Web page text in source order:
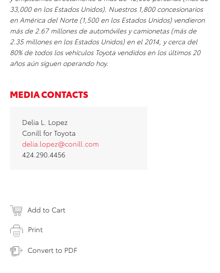
33,000 en los Estados Unidos). Nuestros 1,800 concesionarios
en América del Norte (1,500 en los Estados Unidos) vendieron
más de 2.67 millones de automóviles y camionetas (más de
2.35 millones en los Estados Unidos) en el 2014, y cerca del
80% de todos los vehículos Toyota vendidos en los últimos 20
años aún siguen operando hoy.
MEDIA CONTACTS
Delia L. Lopez
Conill for Toyota
delia.lopez@conill.com
424.290.4456
Add to Cart
Print
Convert to PDF